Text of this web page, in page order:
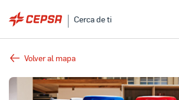
Cerca de ti
Volver al mapa